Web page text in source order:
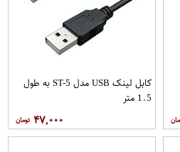
کابل لینک USB مدل ST-5 به طول
1.5 متر
۴۷,۰۰۰